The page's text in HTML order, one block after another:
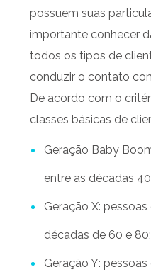
possuem suas
importante conhecer
todos os tipos de
conduzir o contato
De acordo com o
classes básicas de
Geração Baby
entre as décadas
Geração X:
décadas de 60 e 80;
Geração Y: